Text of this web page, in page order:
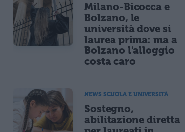
Milano-Bicocca e
Bolzano, le
università dove si
laurea prima: ma a
Bolzano l'alloggio
costa caro
NEWS SCUOLA E UNIVERSITÀ
Sostegno,
abilitazione diretta